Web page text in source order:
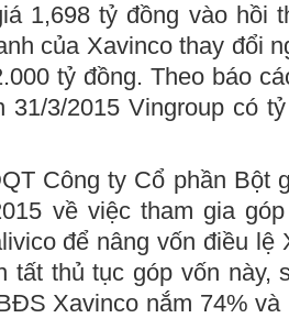
1,698 tỷ đồng vào hồi
của Xavinco thay đổi
tỷ đồng. Theo báo
31/3/2015 Vingroup có
Công ty Cổ phần Bột
về việc tham gia
để nâng vốn điều lệ
tất thủ tục góp vốn này,
Xavinco nắm 74%